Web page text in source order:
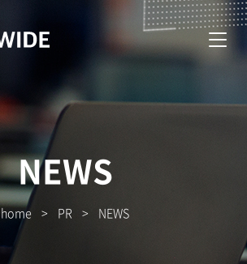
NEWS
home > PR > NEWS